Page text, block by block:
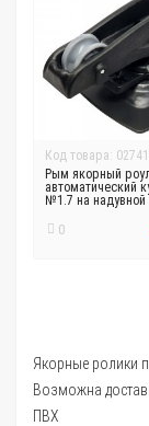
Код товара: 02741
Рым якорный
автоматический
№1.7 на надувной
0
Якорные ролики
Возможна
ПВХ